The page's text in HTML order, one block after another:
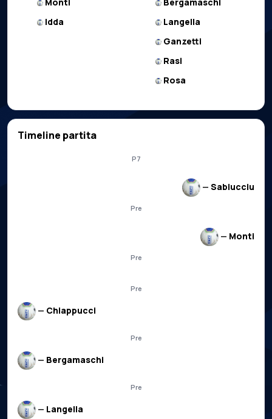
Idda
Langella
Ganzetti
Rasi
Rosa
Timeline partita
P7
— Sabiucciu
Pre
— Monti
Pre
Pre
— Chiappucci
Pre
— Bergamaschi
Pre
— Langella